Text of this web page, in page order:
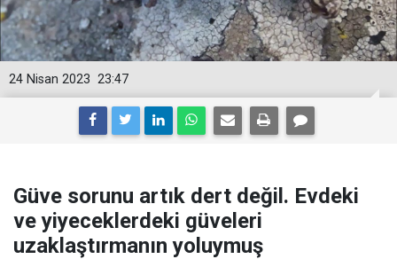
23:47
24 Nisan 2023
Güve sorunu artık dert değil. Evdeki
ve yiyeceklerdeki güveleri
uzaklaştırmanın yoluymuş